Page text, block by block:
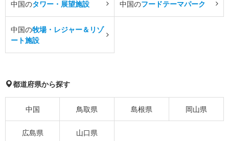
中国のタワー・展望施設 中国のフードテーマパーク
中国の牧場・レジャー＆リゾ
ート施設
都道府県から探す
中国 鳥取県 島根県 岡山県
広島県 山口県